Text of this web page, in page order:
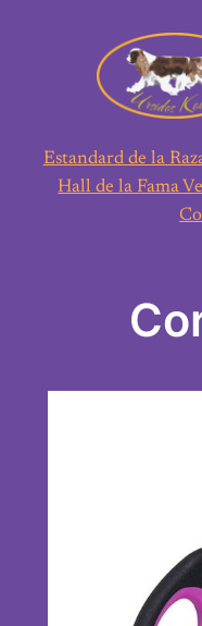
Estandard de la
Hall de la Fama